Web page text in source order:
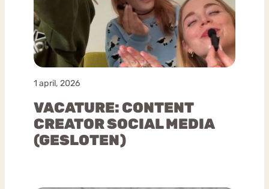
1 april, 2026
VACATURE: CONTENT
CREATOR SOCIAL MEDIA
(GESLOTEN)